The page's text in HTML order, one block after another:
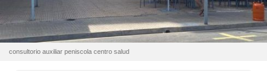
consultorio auxiliar peniscola centro salud